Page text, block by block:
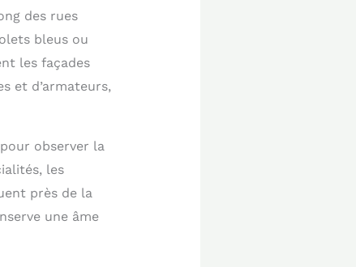
des rues
bleus ou
les façades
et d’armateurs,
observer la
les
près de la
une âme